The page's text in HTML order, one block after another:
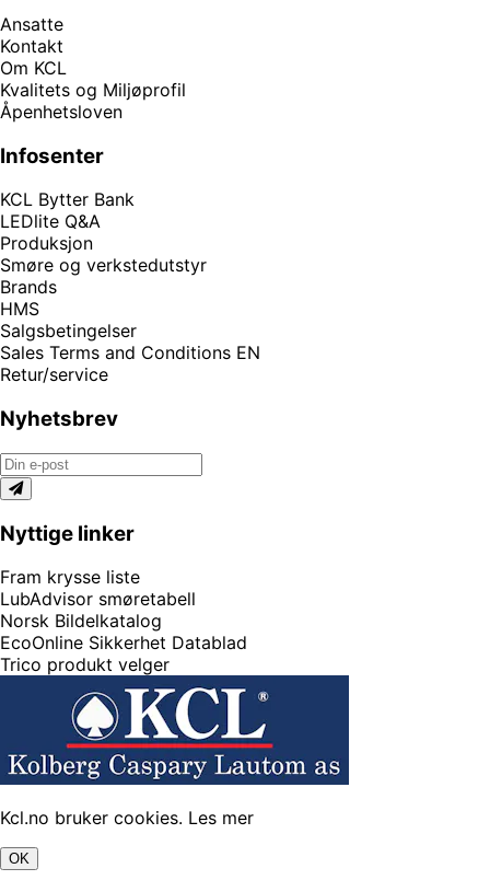
Ansatte
Kontakt
Om KCL
Kvalitets og Miljøprofil
Åpenhetsloven
Infosenter
KCL Bytter Bank
LEDlite Q&A
Produksjon
Smøre og verkstedutstyr
Brands
HMS
Salgsbetingelser
Sales Terms and Conditions EN
Retur/service
Nyhetsbrev
Nyttige linker
Fram krysse liste
LubAdvisor smøretabell
Norsk Bildelkatalog
EcoOnline Sikkerhet Datablad
Trico produkt velger
Kcl.no bruker cookies. Les mer
OK